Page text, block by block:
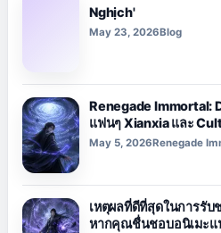
Nghịch'
May 23, 2026Blog
Renegade Immortal:
แฟนๆ Xianxia และ
May 5, 2026Renegade
เหตุผลที่ดีที่สุดในการรั
หากคุณชื่นชอบอนิเมะแ